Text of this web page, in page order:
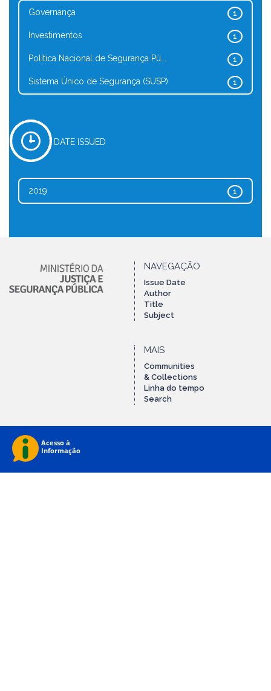
1
Governança
1
Investimentos
1
Política Nacional de Segurança Pú...
1
Sistema Único de Segurança (SUSP)
DATE ISSUED
1
2019
NAVEGAÇÃO
Issue Date
Author
Title
Subject
MAIS
Communities
& Collections
Linha do tempo
Search